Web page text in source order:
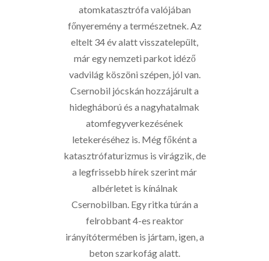
atomkatasztrófa valójában
főnyeremény a természetnek. Az
eltelt 34 év alatt visszatelepült,
már egy nemzeti parkot idéző
vadvilág köszöni szépen, jól van.
Csernobil jócskán hozzájárult a
hidegháború és a nagyhatalmak
atomfegyverkezésének
letekeréséhez is. Még főként a
katasztrófaturizmus is virágzik, de
a legfrissebb hírek szerint már
albérletet is kínálnak
Csernobilban. Egy ritka túrán a
felrobbant 4-es reaktor
irányítótermében is jártam, igen, a
beton szarkofág alatt.